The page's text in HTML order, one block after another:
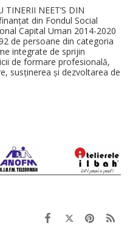
NEET’S DIN
din Fondul Social
Capital Uman 2014-2020
de persoane din categoria
integrate de sprijin
de formare profesională,
susținerea și dezvoltarea de